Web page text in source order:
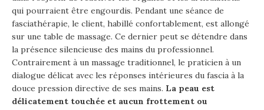
qui pourraient être engourdis. Pendant une séance de
fasciathérapie, le client, habillé confortablement, est allongé
sur une table de massage. Ce dernier peut se détendre dans
la présence silencieuse des mains du professionnel.
Contrairement à un massage traditionnel, le praticien à un
dialogue délicat avec les réponses intérieures du fascia à la
douce pression directive de ses mains. La peau est
délicatement touchée et aucun frottement ou